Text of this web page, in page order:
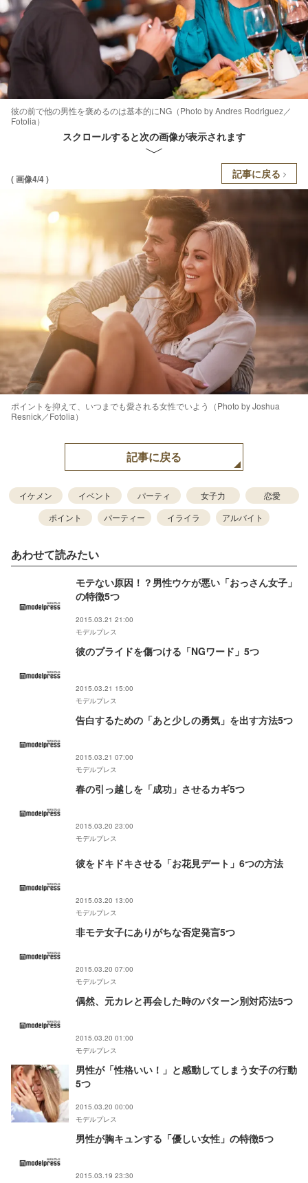
彼の前で他の男性を褒めるのは基本的にNG（Photo by Andres Rodriguez／
Fotolia）
スクロールすると次の画像が表示されます
( 画像4/4 ) 記事に戻る
ポイントを抑えて、いつまでも愛される女性でいよう（Photo by Joshua
Resnick／Fotolia）
記事に戻る
イケメン イベント パーティ 女子力
恋愛
ポイント
パーティー イライラ アルバイト
あわせて読みたい
モテない原因！？男性ウケが悪い「おっさん女子」
の特徴5つ
2015.03.21 21:00
モデルプレス
彼のプライドを傷つける「NGワード」5つ
2015.03.21 15:00
モデルプレス
告白するための「あと少しの勇気」を出す方法5つ
2015.03.21 07:00
モデルプレス
春の引っ越しを「成功」させるカギ5つ
2015.03.20 23:00
モデルプレス
彼をドキドキさせる「お花見デート」6つの方法
2015.03.20 13:00
モデルプレス
非モテ女子にありがちな否定発言5つ
2015.03.20 07:00
モデルプレス
偶然、元カレと再会した時のパターン別対応法5つ
2015.03.20 01:00
モデルプレス
男性が「性格いい！」と感動してしまう女子の行動
5つ
2015.03.20 00:00
モデルプレス
男性が胸キュンする「優しい女性」の特徴5つ
2015.03.19 23:30